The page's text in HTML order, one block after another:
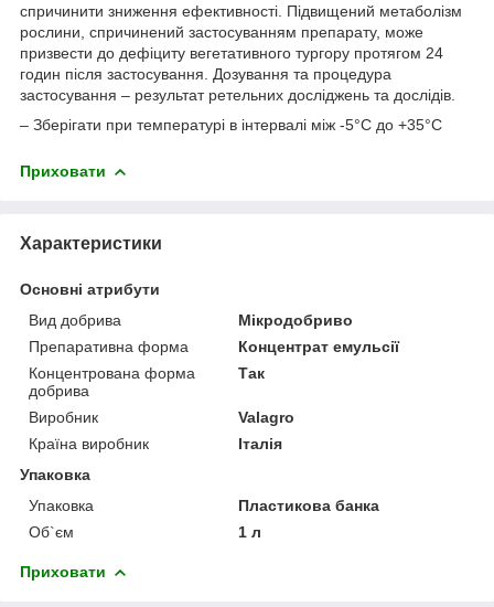
спричинити зниження ефективності. Підвищений метаболізм
рослини, спричинений застосуванням препарату, може
призвести до дефіциту вегетативного тургору протягом 24
годин після застосування. Дозування та процедура
застосування – результат ретельних досліджень та дослідів.
– Зберігати при температурі в інтервалі між -5°С до +35°С
Приховати
Характеристики
Основні атрибути
Вид добрива
Мікродобриво
Препаративна форма
Концентрат емульсії
Концентрована форма
добрива
Так
Виробник
Valagro
Країна виробник
Італія
Упаковка
Упаковка
Пластикова банка
Об`єм
1 л
Приховати